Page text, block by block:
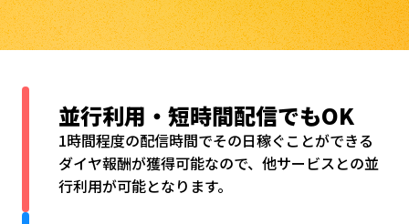
並行利用・短時間配信でもOK
1時間程度の配信時間でその日稼ぐことができる
ダイヤ報酬が獲得可能なので、他サービスとの並
行利用が可能となります。